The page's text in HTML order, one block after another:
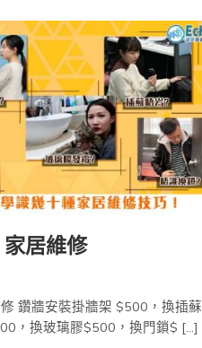
居維修
修 鑽牆安裝掛牆架 $500，換插蘇
，換玻璃膠$500，換門鎖$ […]